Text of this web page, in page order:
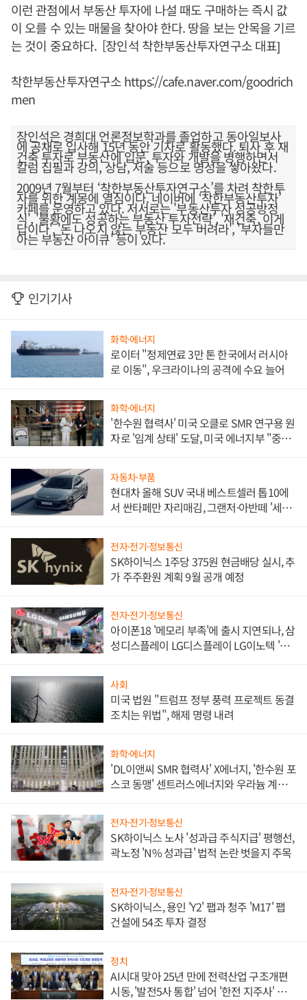
이런 관점에서 부동산 투자에 나설 때도 구매하는 즉시 값
이 오를 수 있는 매물을 찾아야 한다. 땅을 보는 안목을 기르
는 것이 중요하다. [장인석 착한부동산투자연구소 대표]
착한부동산투자연구소https://cafe.naver.com/goodrich
men
장인석은 경희대 언론정보학과를 졸업하고 동아일보사
에 공채로 입사해 15년 동안 기자로 활동했다. 퇴사 후 재
건축 투자로 부동산에 입문, 투자와 개발을 병행하면서
칼럼 집필과 강의, 상담, 저술 등으로 명성을 쌓아왔다.
2009년 7월부터 ‘착한부동산투자연구소’를 차려 착한투
자를 위한 계몽에 열심이다. 네이버에 ‘착한부동산투자’
카페를 운영하고 있다. 저서로는 '부동산투자 성공방정
식', '불황에도 성공하는 부동산 투자전략', '재건축, 이게
답이다', '돈 나오지 않는 부동산 모두 버려라', '부자들만
아는 부동산 아이큐' 등이 있다.
인기기사
화학·에너지
로이터 "정제연료 3만 톤 한국에서 러시아
로 이동", 우크라이나의 공격에 수요 늘어
화학·에너지
'한수원 협력사' 미국 오클로 SMR 연구용 원
자로 '임계 상태' 도달, 미국 에너지부 "중요
자동차·부품
현대차 올해 SUV 국내 베스트셀러 톱10에
서 싼타페만 자리매김, 그랜저·아반떼 '세단
전자·전기·정보통신
SK하이닉스 1주당 375원 현금배당 실시, 추
가 주주환원 계획 9월 공개 예정
전자·전기·정보통신
아이폰18 '메모리 부족'에 출시 지연되나, 삼
성디스플레이 LG디스플레이 LG이노텍 '탈
사회
미국 법원 "트럼프 정부 풍력 프로젝트 동결
조치는 위법", 해제 명령 내려
화학·에너지
'DL이앤씨 SMR 협력사' X에너지, '한수원 포
스코 동맹' 센트러스에너지와 우라늄 계약
전자·전기·정보통신
SK하이닉스 노사 '성과급 주식지급' 평행선,
곽노정 'N% 성과급' 법적 논란 벗을지 주목
전자·전기·정보통신
SK하이닉스, 용인 'Y2' 팹과 청주 'M17' 팹
건설에 54조 투자 결정
정치
AI시대 맞아 25년 만에 전력산업 구조개편
시동, '발전5사 통합' 넘어 '한전 지주사' 재편